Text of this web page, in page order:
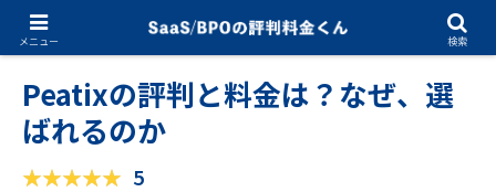
イベント･セミナー管理 10.09.2024
Peatixの評判と料金は？なぜ、選
ばれるのか
5
メニュー 検索